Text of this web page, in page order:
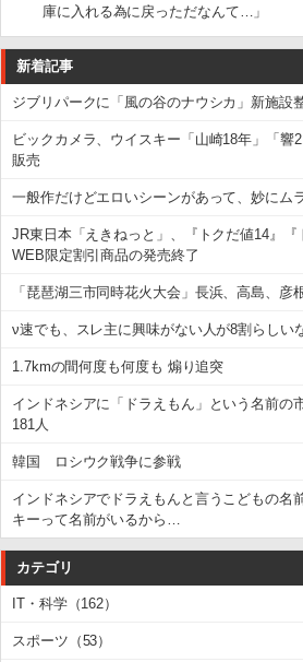
庫に入れる為に戻っただなんて…」
新着記事
ジブリパークに「風の谷のナウシカ」新施設
ビックカメラ、ウイスキー「山崎18年」「響
販売
一般作だけどエロいシーンがあって、妙にム
JR東日本「えきねっと」、『トクだ値14』
WEB限定割引商品の発売終了
「琵琶湖三市同時花火大会」長浜、高島、彦
ν速でも、スレ主に興味がない人が8割らしい
1.7kmの間何度も何度も 煽り追突
インドネシアに「ドラえもん」という名前
181人
韓国 ロシウク戦争に参戦
インドネシアでドラえもんと言うこどもの名
キーって名前がいるから…
カテゴリ
IT・科学（162）
スポーツ（53）